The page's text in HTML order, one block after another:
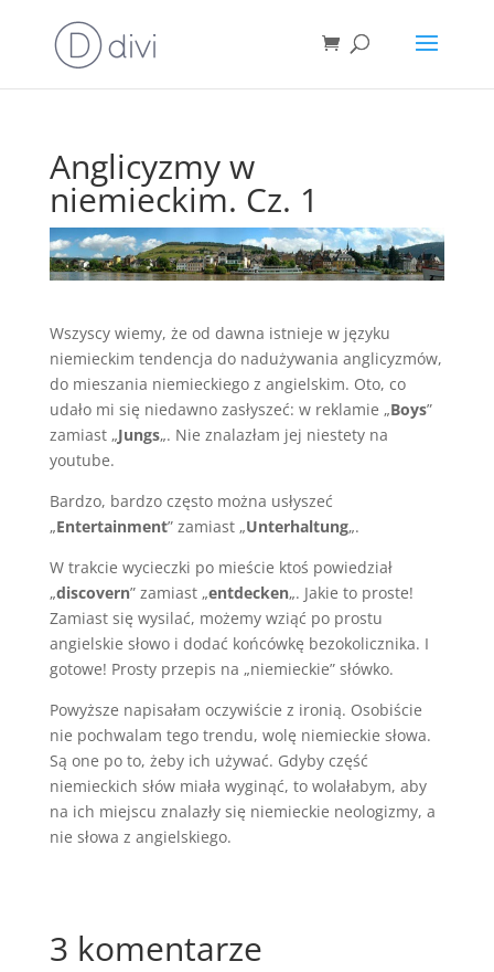
Anglicyzmy w
niemieckim. Cz. 1
Wszyscy wiemy, że od dawna istnieje w języku
niemieckim tendencja do nadużywania anglicyzmów,
do mieszania niemieckiego z angielskim. Oto, co
udało mi się niedawno zasłyszeć: w reklamie „Boys”
zamiast „Jungs„. Nie znalazłam jej niestety na
youtube.
Bardzo, bardzo często można usłyszeć
„Entertainment” zamiast „Unterhaltung„.
W trakcie wycieczki po mieście ktoś powiedział
„discovern” zamiast „entdecken„. Jakie to proste!
Zamiast się wysilać, możemy wziąć po prostu
angielskie słowo i dodać końcówkę bezokolicznika. I
gotowe! Prosty przepis na „niemieckie” słówko.
Powyższe napisałam oczywiście z ironią. Osobiście
nie pochwalam tego trendu, wolę niemieckie słowa.
Są one po to, żeby ich używać. Gdyby część
niemieckich słów miała wyginąć, to wolałabym, aby
na ich miejscu znalazły się niemieckie neologizmy, a
nie słowa z angielskiego.
3 komentarze